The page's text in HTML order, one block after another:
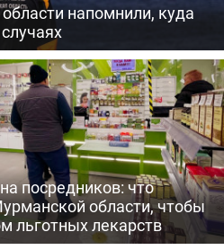
напомнили, куда
посредников: что
области, чтобы
льготных лекарств